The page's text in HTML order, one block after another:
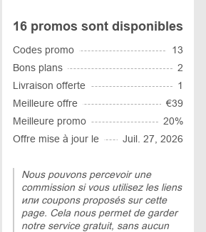
16 promos sont disponibles
Codes promo
13
Bons plans
2
Livraison offerte
1
Meilleure offre
€39
Meilleure promo
20%
Offre mise à jour le
Juil. 27, 2026
Nous pouvons percevoir une
commission si vous utilisez les liens
или coupons proposés sur cette
page. Cela nous permet de garder
notre service gratuit, sans aucun